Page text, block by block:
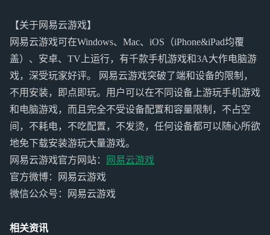
【关于网易云游戏】
网易云游戏可在Windows、Mac、iOS（iPhone&iPad均覆
盖）、安卓、TV上运行，有千款手机游戏和3A大作电脑游
戏，深受玩家好评。 网易云游戏突破了端和设备的限制，
不用安装，即点即玩。用户可以在不同设备上游玩手机游戏
和电脑游戏，而且完全不受设备配置和容量限制，不占空
间，不耗电，不吃配置，不发烫，任何设备都可以随心所欲
地免下载安装游玩大量游戏。
网易云游戏官方网站：
网易云游戏
官方微博：网易云游戏
微信公众号：网易云游戏
相关资讯